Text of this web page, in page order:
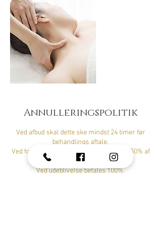
Annulleringspolitik
Ved afbud skal dette ske mindst 24 timer før
behandlings aftale.
Ved forsinket aflysning skal der betales 50% af
behandlingens pris.
Ved udeblivelse betales 100%.